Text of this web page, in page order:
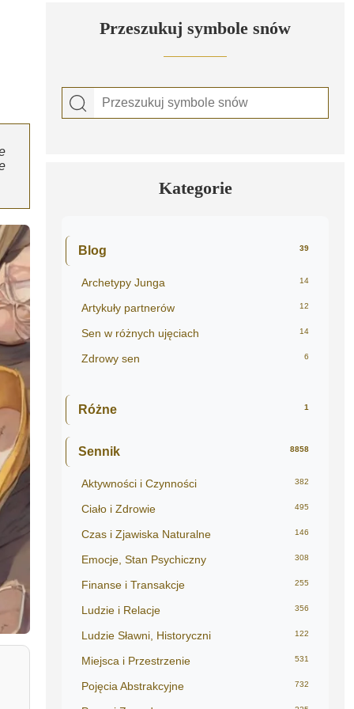
Przeszukuj symbole snów
Kategorie
Blog 39
Archetypy Junga 14
Artykuły partnerów 12
Sen w różnych ujęciach 14
Zdrowy sen 6
Różne 1
Sennik 8858
Aktywności i Czynności 382
Ciało i Zdrowie 495
Czas i Zjawiska Naturalne 146
Emocje, Stan Psychiczny 308
Finanse i Transakcje 255
Ludzie i Relacje 356
Ludzie Sławni, Historyczni 122
Miejsca i Przestrzenie 531
Pojęcia Abstrakcyjne 732